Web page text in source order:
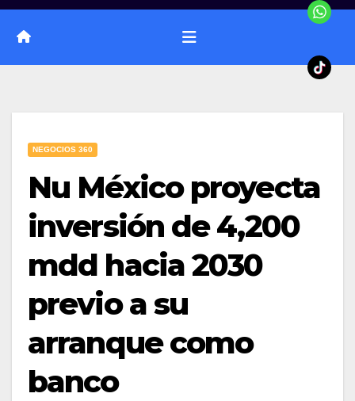
NEGOCIOS 360
Nu México proyecta
inversión de 4,200
mdd hacia 2030
previo a su
arranque como
banco